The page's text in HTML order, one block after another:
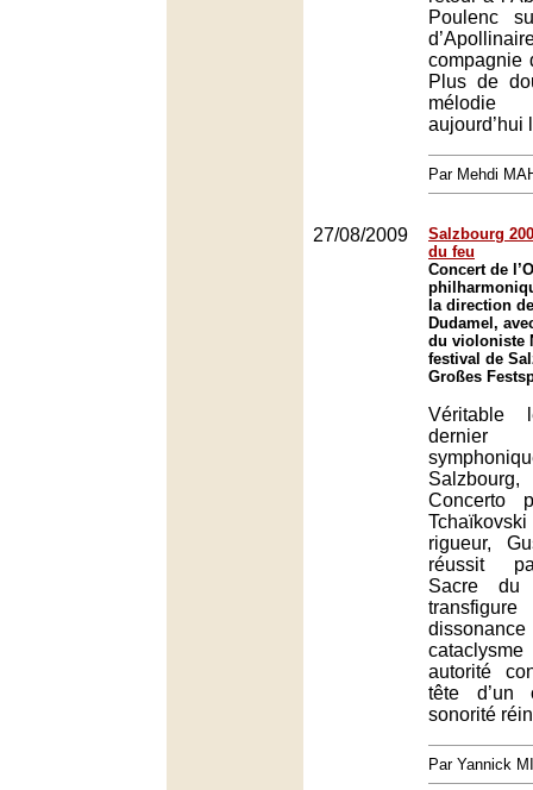
Poulenc
compagnie
Plus de
aujourd’hui
Par Mehdi
27/08/2009
Salzbourg
du feu
Concert de
la direction
Dudamel,
du violoniste
festival de
Großes
Véritable
dernier
Concerto
rigueur,
réussit
Sacre du
autorité
tête d’un
sonorité
Par Yannick